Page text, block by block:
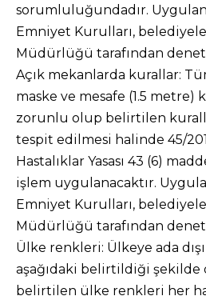
sorumluluğundadır.
Emniyet Kurulları,
Müdürlüğü tarafından
Açık mekanlarda kurallar:
maske ve mesafe (1.5 metre)
zorunlu olup belirtilen
tespit edilmesi halinde 45/
Hastalıklar Yasası 43 (6)
işlem uygulanacaktır.
Emniyet Kurulları,
Müdürlüğü tarafından
Ülke renkleri: Ülkeye ada
aşağıdaki belirtildiği şekilde
belirtilen ülke renkleri her